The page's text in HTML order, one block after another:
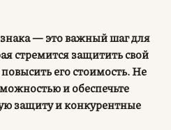
— это важный шаг для
стремится защитить свой
его стоимость. Не
и обеспечьте
защиту и конкурентные